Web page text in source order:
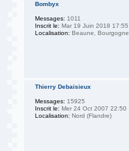
Bombyx
Messages: 1011
Inscrit le: Mar 19 Juin 2018 17:55
Localisation: Beaune, Bourgogne
Thierry Debaisieux
Messages: 15925
Inscrit le: Mer 24 Oct 2007 22:50
Localisation: Nord (Flandre)